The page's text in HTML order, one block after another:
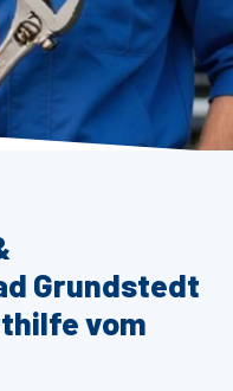
Grundstedt
vom